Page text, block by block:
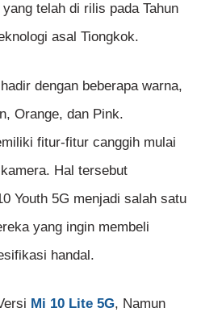
telah di rilis pada Tahun
asal Tiongkok.
dengan beberapa warna,
Orange, dan Pink.
fitur-fitur canggih mulai
Hal tersebut
Youth 5G menjadi salah satu
yang ingin membeli
handal.
Mi 10 Lite 5G, Namun